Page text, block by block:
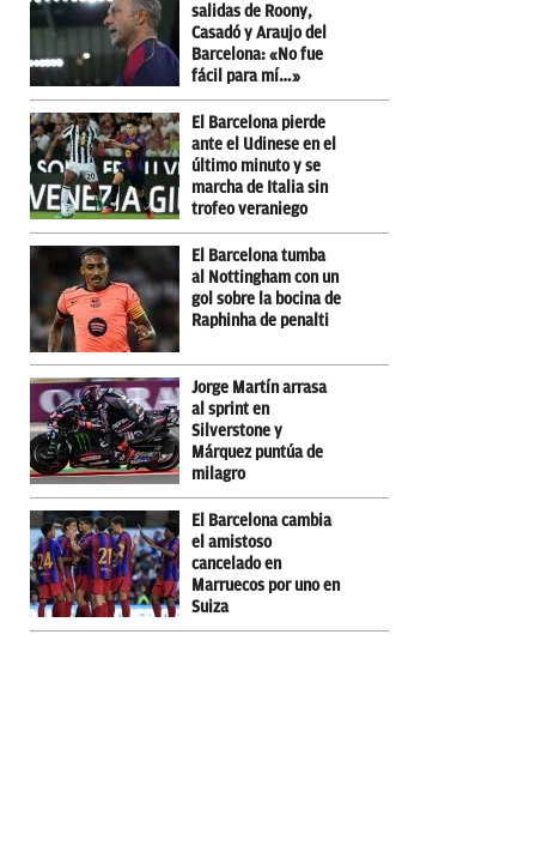
salidas de Roony,
Casadó y Araujo del
Barcelona: «No fue
fácil para mí…»
El Barcelona pierde
ante el Udinese en el
último minuto y se
marcha de Italia sin
trofeo veraniego
El Barcelona tumba
al Nottingham con un
gol sobre la bocina de
Raphinha de penalti
Jorge Martín arrasa
al sprint en
Silverstone y
Márquez puntúa de
milagro
El Barcelona cambia
el amistoso
cancelado en
Marruecos por uno en
Suiza